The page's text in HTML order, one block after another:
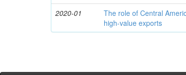
2020-01
The role of Central
high-value exports